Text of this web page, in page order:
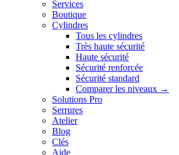
Services
Boutique
Cylindres
Tous les cylindres
Très haute sécurité
Haute sécurité
Sécurité renforcée
Sécurité standard
Comparer les niveaux →
Solutions Pro
Serrures
Atelier
Blog
Clés
Aide